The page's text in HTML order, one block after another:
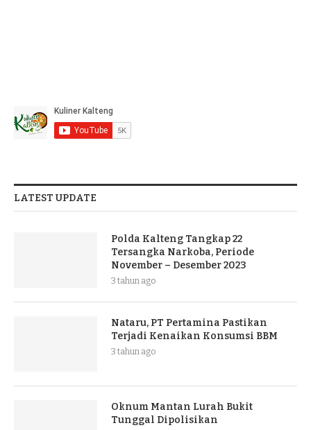
LATEST UPDATE
Polda Kalteng Tangkap 22
Tersangka Narkoba, Periode
November – Desember 2023
3 tahun ago
Nataru, PT Pertamina Pastikan
Terjadi Kenaikan Konsumsi BBM
3 tahun ago
Oknum Mantan Lurah Bukit
Tunggal Dipolisikan